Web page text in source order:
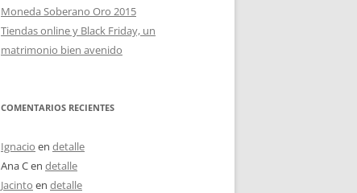
Moneda Soberano Oro 2015
Tiendas online y Black Friday, un
matrimonio bien avenido
COMENTARIOS RECIENTES
Ignacio en detalle
Ana Cen detalle
Jacinto en detalle